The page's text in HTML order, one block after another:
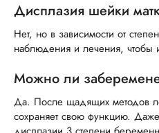
Дисплазия шейки
Нет, но в зависимости от
наблюдения и лечения, чтобы
Можно ли
Да. После щадящих методов
сохраняет свою функцию.